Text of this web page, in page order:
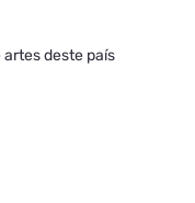
artes deste país